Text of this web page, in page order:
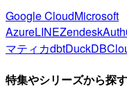
Google CloudMicrosoft
AzureLINEZendesk
マティカdbtDuckDB
特集やシリーズから探す